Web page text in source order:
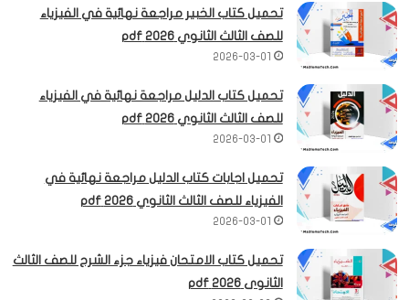
تحميل كتاب الخبير مراجعة نهائية في الفيزياء
للصف الثالث الثانوي 2026 pdf
2026-03-01
تحميل كتاب الدليل مراجعة نهائية في الفيزياء
للصف الثالث الثانوي 2026 pdf
2026-03-01
تحميل اجابات كتاب الدليل مراجعة نهائية في
الفيزياء للصف الثالث الثانوي 2026 pdf
2026-03-01
تحميل كتاب الامتحان فيزياء جزء الشرح للصف الثالث
الثانوى 2026 pdf